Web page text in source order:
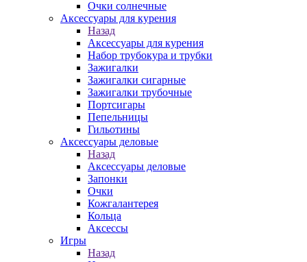
Очки солнечные
Аксессуары для курения
Назад
Аксессуары для курения
Набор трубокура и трубки
Зажигалки
Зажигалки сигарные
Зажигалки трубочные
Портсигары
Пепельницы
Гильотины
Аксессуары деловые
Назад
Аксессуары деловые
Запонки
Очки
Кожгалантерея
Кольца
Аксессы
Игры
Назад